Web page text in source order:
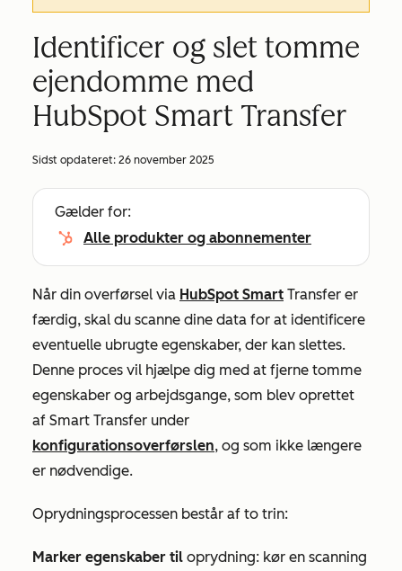
Identificer og slet tomme
ejendomme med
HubSpot Smart Transfer
Sidst opdateret: 26 november 2025
Gælder for:
Alle produkter og abonnementer
Når din overførsel via HubSpot Smart Transfer er
færdig, skal du scanne dine data for at identificere
eventuelle ubrugte egenskaber, der kan slettes.
Denne proces vil hjælpe dig med at fjerne tomme
egenskaber og arbejdsgange, som blev oprettet
af Smart Transfer under
konfigurationsoverførslen, og som ikke længere
er nødvendige.
Oprydningsprocessen består af to trin:
Marker egenskaber til oprydning: kør en scanning